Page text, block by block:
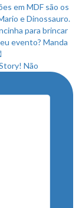
Não